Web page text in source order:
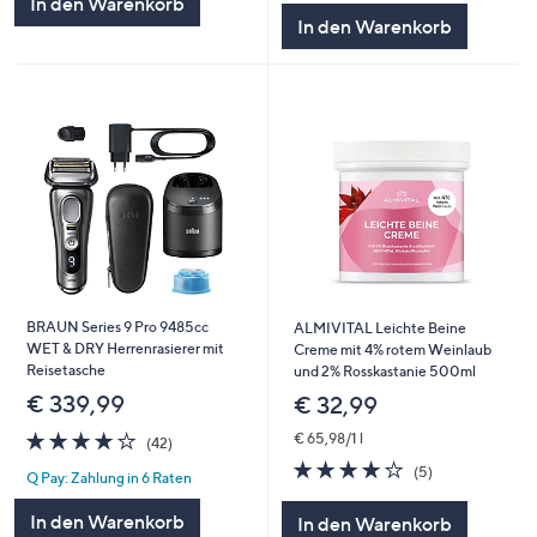
In den Warenkorb
BRAUN Series 9 Pro 9485cc
WET & DRY Herrenrasierer mit
Reisetasche
€ 339,99
3.8
von
5
(42)
Q Pay: Zahlung in 6 Raten
In den Warenkorb
ALMIVITAL Leichte Beine
Creme mit 4% rotem Weinlaub
und 2% Rosskastanie 500ml
€ 32,99
€ 65,98/1 l
3.8
von
(5)
In den Warenkorb